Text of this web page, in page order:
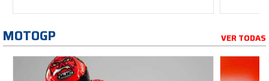
MOTOGP VER TODAS